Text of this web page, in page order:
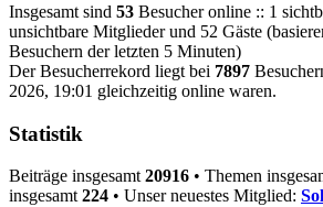
Insgesamt sind 53 Besucher online :: 1
unsichtbare Mitglieder und 52 Gäste
Besuchern der letzten 5 Minuten)
Der Besucherrekord liegt bei 7897
2026, 19:01 gleichzeitig online waren.
Statistik
Beiträge insgesamt 20916 • Themen
insgesamt 224 • Unser neuestes Mitglied: